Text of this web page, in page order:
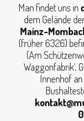
Man findet uns in
dem Gelände
Mainz-
(früher 6326)
(Am
Waggonfabrik‘.
Innenhof